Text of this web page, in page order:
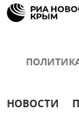
НОВОСТИ